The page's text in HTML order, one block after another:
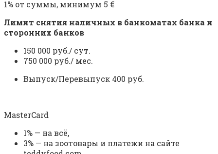
1% от суммы, минимум 5 €
Лимит снятия наличных в банкоматах банка и
сторонних банков
150 000 руб./ сут.
750 000 руб./ мес.
Выпуск/Перевыпуск 400 руб.
MasterCard
1% — на всё,
3% — на зоотовары и платежи на сайте